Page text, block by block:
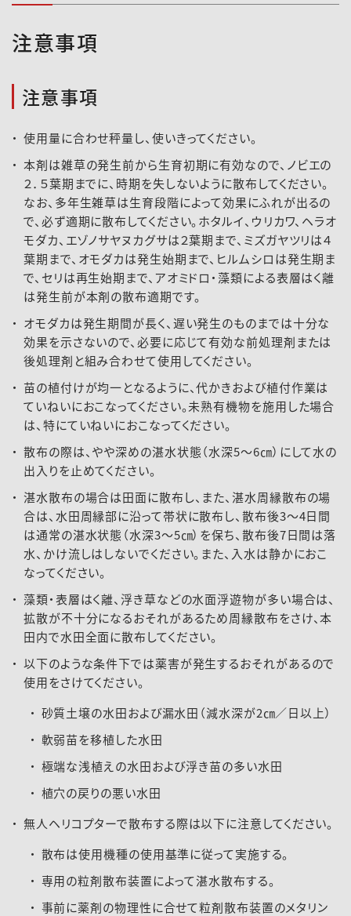
注意事項
注意事項
使用量に合わせ秤量し、使いきってください。
本剤は雑草の発生前から生育初期に有効なので、ノビエの
２．５葉期までに、時期を失しないように散布してください。
なお、多年生雑草は生育段階によって効果にふれが出るの
で、必ず適期に散布してください。ホタルイ、ウリカワ、ヘラオ
モダカ、エゾノサヤヌカグサは２葉期まで、ミズガヤツリは４
葉期まで、オモダカは発生始期まで、ヒルムシロは発生期ま
で、セリは再生始期まで、アオミドロ・藻類による表層はく離
は発生前が本剤の散布適期です。
オモダカは発生期間が長く、遅い発生のものまでは十分な
効果を示さないので、必要に応じて有効な前処理剤または
後処理剤と組み合わせて使用してください。
苗の植付けが均一となるように、代かきおよび植付作業は
ていねいにおこなってください。未熟有機物を施用した場合
は、特にていねいにおこなってください。
散布の際は、やや深めの湛水状態（水深5～6㎝）にして水の
出入りを止めてください。
湛水散布の場合は田面に散布し、また、湛水周縁散布の場
合は、水田周縁部に沿って帯状に散布し、散布後3～4日間
は通常の湛水状態（水深3～5㎝）を保ち、散布後7日間は落
水、かけ流しはしないでください。また、入水は静かにおこ
なってください。
藻類・表層はく離、浮き草などの水面浮遊物が多い場合は、
拡散が不十分になるおそれがあるため周縁散布をさけ、本
田内で水田全面に散布してください。
以下のような条件下では薬害が発生するおそれがあるので
使用をさけてください。
砂質土壌の水田および漏水田（減水深が2㎝／日以上）
軟弱苗を移植した水田
極端な浅植えの水田および浮き苗の多い水田
植穴の戻りの悪い水田
無人ヘリコプターで散布する際は以下に注意してください。
散布は使用機種の使用基準に従って実施する。
専用の粒剤散布装置によって湛水散布する。
事前に薬剤の物理性に合せて粒剤散布装置のメタリン